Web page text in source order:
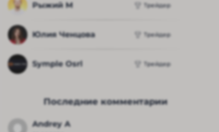
Рыжий М Трейдер
Юлия Ченцова Трейдер
Symple Osrl Трейдер
Последние комментарии
Andrey A